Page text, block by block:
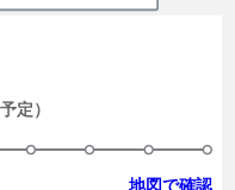
着予定）
地図で確認